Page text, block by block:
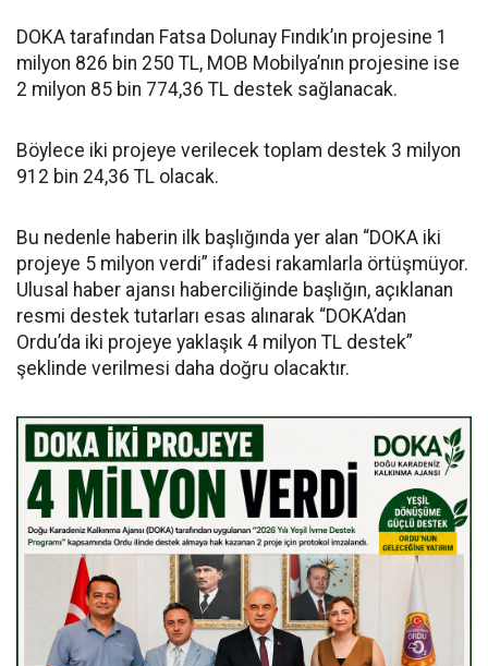
DOKA tarafından Fatsa Dolunay Fındık’ın projesine 1
milyon 826 bin 250 TL, MOB Mobilya’nın projesine ise
2 milyon 85 bin 774,36 TL destek sağlanacak.
Böylece iki projeye verilecek toplam destek 3 milyon
912 bin 24,36 TL olacak.
Bu nedenle haberin ilk başlığında yer alan “DOKA iki
projeye 5 milyon verdi” ifadesi rakamlarla örtüşmüyor.
Ulusal haber ajansı haberciliğinde başlığın, açıklanan
resmi destek tutarları esas alınarak “DOKA’dan
Ordu’da iki projeye yaklaşık 4 milyon TL destek”
şeklinde verilmesi daha doğru olacaktır.